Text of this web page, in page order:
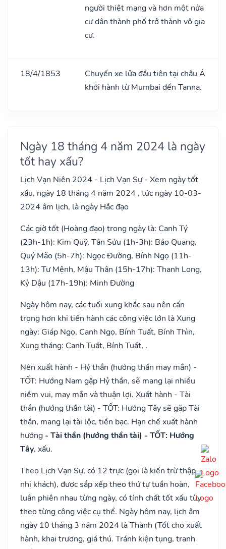
người thiệt mạng và hơn một nửa
cư dân thành phố trở thành vô gia
cư.
18/4/1853
Chuyến xe lửa đầu tiên tại châu Á
khởi hành từ Mumbai đến Tanna.
Ngày 18 tháng 4 năm 2024 là ngày
tốt hay xấu?
Lịch Vạn Niên 2024 - Lịch Vạn Sự - Xem ngày tốt
xấu, ngày 18 tháng 4 năm 2024 , tức ngày 10-03-
2024 âm lịch, là ngày Hắc đạo
Các giờ tốt (Hoàng đạo) trong ngày là: Canh Tý
(23h-1h): Kim Quỹ, Tân Sửu (1h-3h): Bảo Quang,
Quý Mão (5h-7h): Ngọc Đường, Bính Ngọ (11h-
13h): Tư Mệnh, Mậu Thân (15h-17h): Thanh Long,
Kỷ Dậu (17h-19h): Minh Đường
Ngày hôm nay, các tuổi xung khắc sau nên cẩn
trọng hơn khi tiến hành các công việc lớn là Xung
ngày: Giáp Ngọ, Canh Ngọ, Bính Tuất, Bính Thìn,
Xung tháng: Canh Tuất, Bính Tuất, .
Nên xuất hành - Hỷ thần (hướng thần may mắn) -
TỐT: Hướng Nam gặp Hỷ thần, sẽ mang lại nhiều
niềm vui, may mắn và thuận lợi. Xuất hành - Tài
thần (hướng thần tài) - TỐT: Hướng Tây sẽ gặp Tài
thần, mang lại tài lộc, tiền bạc. Hạn chế xuất hành
hướng - Tài thần (hướng thần tài) - TỐT: Hướng
Tây, xấu.
Theo Lịch Vạn Sự, có 12 trực (gọi là kiến trừ thập
nhị khách), được sắp xếp theo thứ tự tuần hoàn,
luân phiên nhau từng ngày, có tính chất tốt xấu tùy
theo từng công việc cụ thể. Ngày hôm nay, lịch âm
ngày 10 tháng 3 năm 2024 là Thành (Tốt cho xuất
hành, khai trương, giá thú. Tránh kiện tụng, tranh